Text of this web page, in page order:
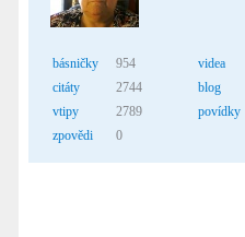
básničky
954
citáty
2744
vtipy
2789
zpovědi
0
videa
blog
povídky